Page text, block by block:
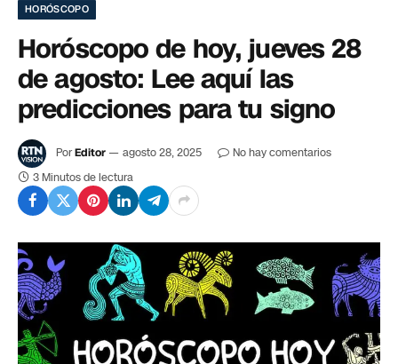
HORÓSCOPO
Horóscopo de hoy, jueves 28
de agosto: Lee aquí las
predicciones para tu signo
PorEditor agosto 28, 2025
No hay comentarios
3 Minutos de lectura